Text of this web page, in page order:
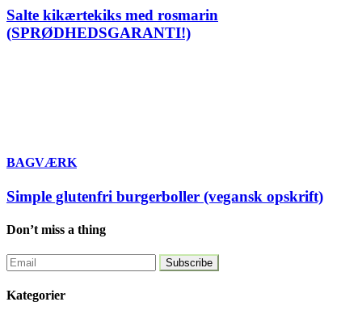
Salte kikærtekiks med rosmarin
(SPRØDHEDSGARANTI!)
BAGVÆRK
Simple glutenfri burgerboller (vegansk opskrift)
Don’t miss a thing
Kategorier